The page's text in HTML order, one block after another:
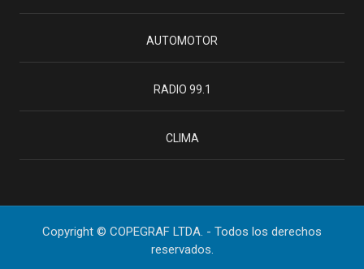
AUTOMOTOR
RADIO 99.1
CLIMA
Copyright © COPEGRAF LTDA. - Todos los derechos
reservados.